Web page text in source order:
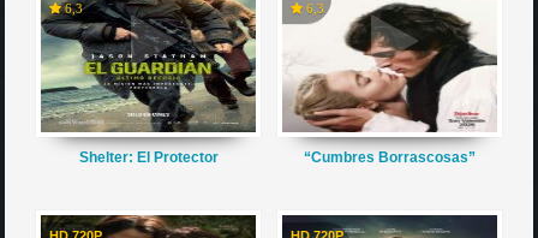
6,3
Shelter: El Protector
6,3
“Cumbres Borrascosas”